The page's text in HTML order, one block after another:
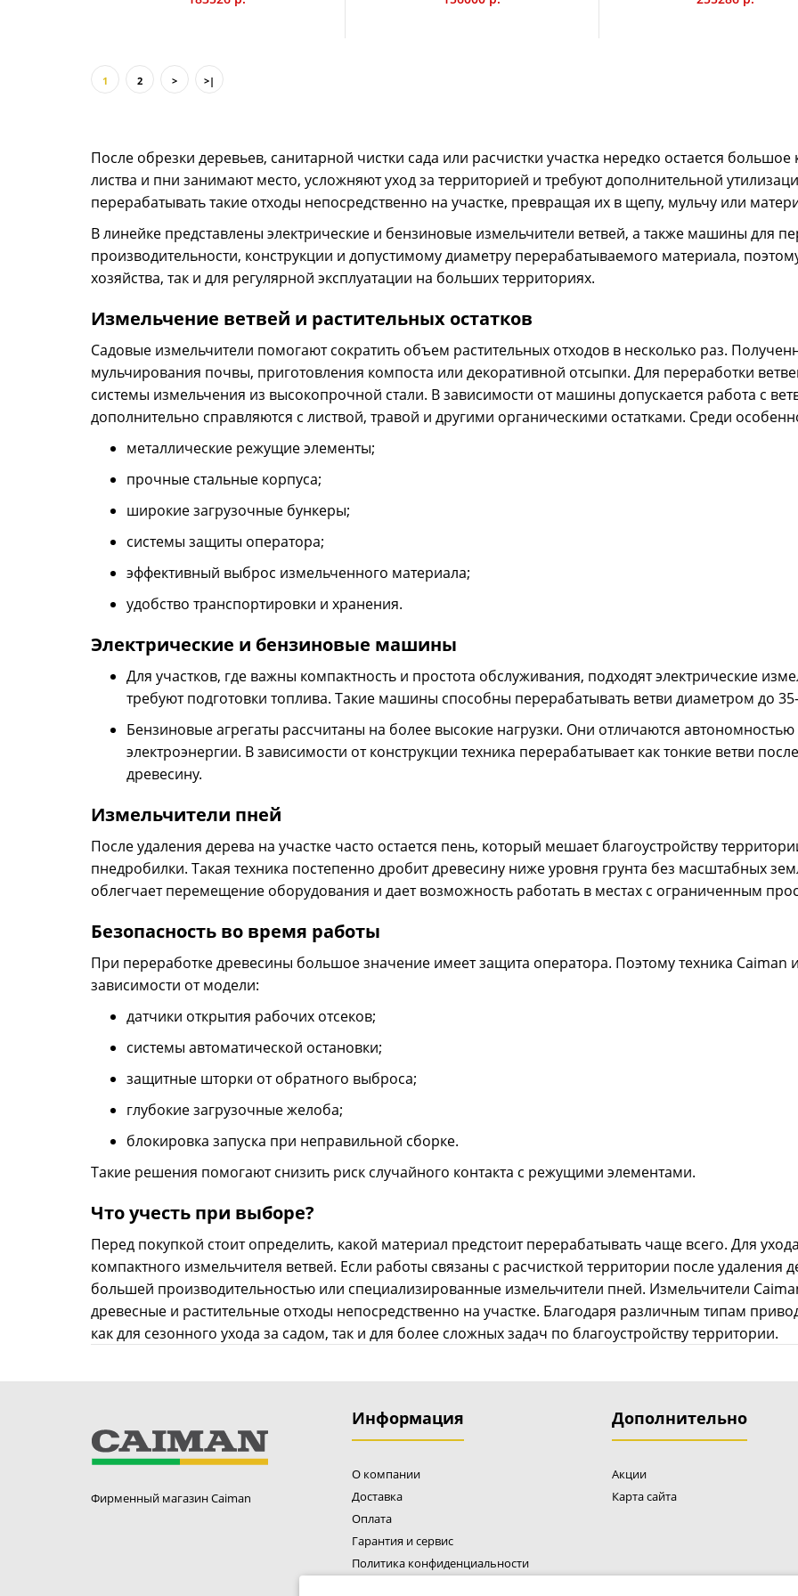
измельчает
разработана
Активная
который
руке
Измельчитель ветвей дизельный CAIMAN
Ganso 3600YD
4790000 р.
3600YD
Raro 200С
Измельчитель
переработки
состоящая из
изготовлены
Измельчитель бензиновый Caiman RARO
419000 р.
ножа из
Измельчитель бензиновый Caiman Devor
151786 р.
организаций,
домов, и
растительный
системой
система
которым
1 2 > >|
После обрезки деревьев, санитарной чистки сада или расчистки участка нередко остается
листва и пни занимают место, усложняют уход за территорией и требуют дополнительной
перерабатывать такие отходы непосредственно на участке, превращая их в щепу, мульчу или
В линейке представлены электрические и бензиновые измельчители ветвей, а также машины для
производительности, конструкции и допустимому диаметру перерабатываемого материала,
хозяйства, так и для регулярной эксплуатации на больших территориях.
Измельчение ветвей и растительных остатков
Садовые измельчители помогают сократить объем растительных отходов в несколько раз.
мульчирования почвы, приготовления компоста или декоративной отсыпки. Для переработки
системы измельчения из высокопрочной стали. В зависимости от машины допускается работа с
дополнительно справляются с листвой, травой и другими органическими остатками. Среди
металлические режущие элементы;
прочные стальные корпуса;
широкие загрузочные бункеры;
системы защиты оператора;
эффективный выброс измельченного материала;
удобство транспортировки и хранения.
Электрические и бензиновые машины
Для участков, где важны компактность и простота обслуживания, подходят электрические
требуют подготовки топлива. Такие машины способны перерабатывать ветви диаметром до
Бензиновые агрегаты рассчитаны на более высокие нагрузки. Они отличаются
электроэнергии. В зависимости от конструкции техника перерабатывает как тонкие ветви
древесину.
Измельчители пней
После удаления дерева на участке часто остается пень, который мешает благоустройству
пнедробилки. Такая техника постепенно дробит древесину ниже уровня грунта без масштабных
облегчает перемещение оборудования и дает возможность работать в местах с ограниченным
Безопасность во время работы
При переработке древесины большое значение имеет защита оператора. Поэтому техника Caiman
зависимости от модели:
датчики открытия рабочих отсеков;
системы автоматической остановки;
защитные шторки от обратного выброса;
глубокие загрузочные желоба;
блокировка запуска при неправильной сборке.
Такие решения помогают снизить риск случайного контакта с режущими элементами.
Что учесть при выборе?
Перед покупкой стоит определить, какой материал предстоит перерабатывать чаще всего. Для
компактного измельчителя ветвей. Если работы связаны с расчисткой территории после
большей производительностью или специализированные измельчители пней. Измельчители
древесные и растительные отходы непосредственно на участке. Благодаря различным типам
как для сезонного ухода за садом, так и для более сложных задач по благоустройству территории.
Фирменный магазин Caiman
Информация
О компании
Доставка
Оплата
Гарантия и сервис
Политика конфиденциальности
Дополнительно
Акции
Карта сайта